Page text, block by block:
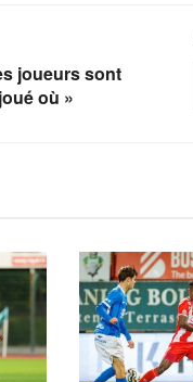
joueurs sont
où »